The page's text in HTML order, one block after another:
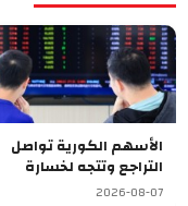
الأسهم الكورية تواصل
التراجع وتتجه لخسارة
أسبوعية سابعة
2026-08-07